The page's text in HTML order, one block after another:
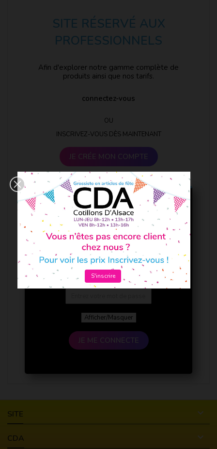
SITE RÉSERVÉ AUX
PROFESSIONNELS
Afin d'explorer notre gamme complète de
produits ainsi que nos tarifs.
connectez-vous
OU
INSCRIVEZ-VOUS DÈS MAINTENANT
JE CRÉE MON COMPTE
Afficher/Masquer
JE ME CONNECTE
SITE 
CDA 
S'inscrire